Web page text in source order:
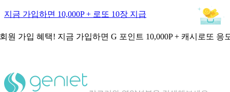
지금 가입하면 10,000P + 로또 10장 지급
원 가입 혜택! 지금 가입하면 G 포인트 10,000P + 캐시로또 응